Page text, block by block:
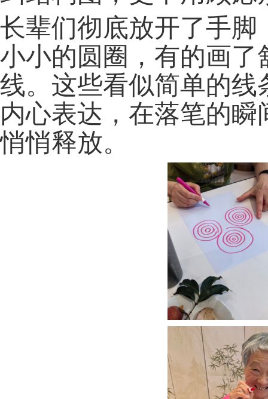
长辈们彻底放开了手
小小的圆圈，有的画
线。这些看似简单的
内心表达，在落笔的
悄悄释放。